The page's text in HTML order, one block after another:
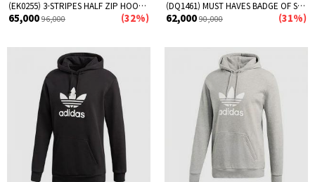
(EK0255) 3-STRIPES HALF ZIP HOODIE-NAVY
65,000 96,000 (32%)
(DQ1461) MUST HAVES BADGE OF SPORT HOODIE-BLACK
62,000 90,000 (31%)